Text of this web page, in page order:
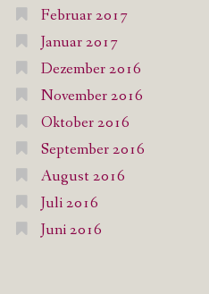
Februar 2017
Januar 2017
Dezember 2016
November 2016
Oktober 2016
September 2016
August 2016
Juli 2016
Juni 2016